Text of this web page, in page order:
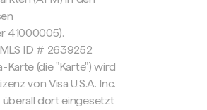
41000005).
ID # 2639252
Karte (die "Karte") wird
von Visa U.S.A. Inc.
dort eingesetzt